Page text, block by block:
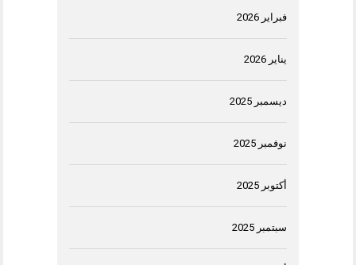
فبراير 2026
يناير 2026
ديسمبر 2025
نوفمبر 2025
أكتوبر 2025
سبتمبر 2025